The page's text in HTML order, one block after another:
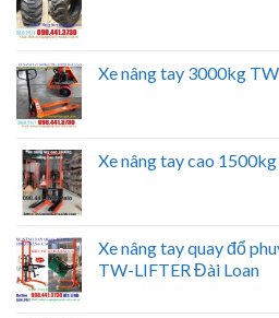
Xe nâng tay 3000kg
Xe nâng tay cao
Xe nâng tay quay đổ
TW-LIFTER Đài Loan